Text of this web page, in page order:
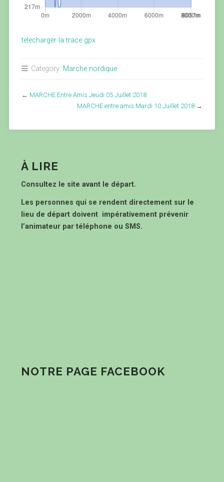
telecharger la trace gpx
Category: Marche nordique
← MARCHE Entre Amis Jeudi 05 Juillet 2018
MARCHE entre amis Mardi 10 Juillet 2018 →
À LIRE
Consultez le site avant le départ.
Les personnes qui se rendent directement sur le
lieu de départ doivent impérativement prévenir
l’animateur par téléphone ou SMS.
NOTRE PAGE FACEBOOK